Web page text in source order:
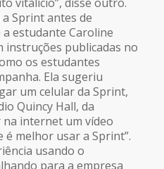
Sprint antes de
estudante Caroline
instruções publicadas no
os estudantes
Ela sugeriu
um celular da Sprint,
Quincy Hall, da
internet um vídeo
é melhor usar a Sprint”.
usando o
para a empresa